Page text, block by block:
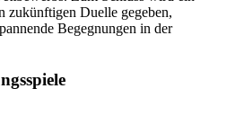
zukünftigen Duelle gegeben,
Begegnungen in der